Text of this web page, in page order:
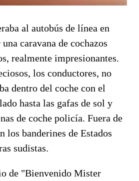
al autobús de línea en
caravana de cochazos
realmente impresionantes.
los conductores, no
dentro del coche con el
hasta las gafas de sol y
de coche policía. Fuera de
los banderines de Estados
sudistas.
de "Bienvenido Mister